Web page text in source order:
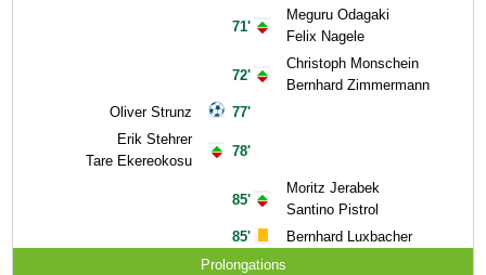
Oliver Strunz
Erik Stehrer
Tare Ekereokosu
71'
72'
77'
78'
85'
85'
Meguru Odagaki
Felix Nagele
Christoph Monschein
Bernhard Zimmermann
Moritz Jerabek
Santino Pistrol
Bernhard Luxbacher
Prolongations